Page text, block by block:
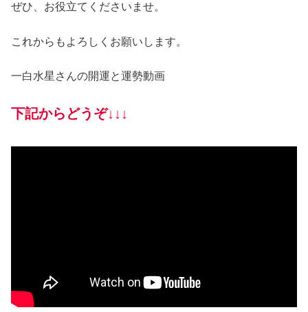
ぜひ、お役立てくださいませ。
これからもよろしくお願いします。
一白水星さんの開運と運勢動画
下記からどうぞ↓↓↓